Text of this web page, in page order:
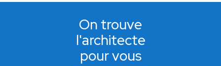
On trouve
l'architecte
pour vous